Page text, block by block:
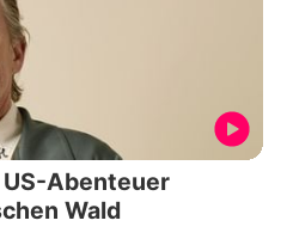
US-Abenteuer
Wald